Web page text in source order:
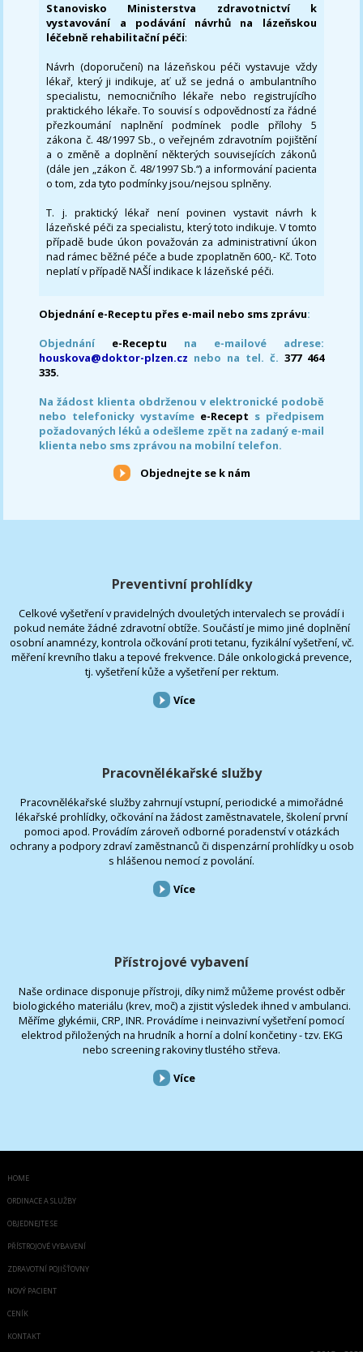
Stanovisko Ministerstva zdravotnictví k
vystavování a podávání návrhů na lázeňskou
léčebně rehabilitační péči:
Návrh (doporučení) na lázeňskou péči vystavuje vždy
lékař, který ji indikuje, ať už se jedná o ambulantního
specialistu, nemocničního lékaře nebo registrujícího
praktického lékaře. To souvisí s odpovědností za řádné
přezkoumání naplnění podmínek podle přílohy 5
zákona č. 48/1997 Sb., o veřejném zdravotním pojištění
a o změně a doplnění některých souvisejících zákonů
(dále jen „zákon č. 48/1997 Sb.“) a informování pacienta
o tom, zda tyto podmínky jsou/nejsou splněny.
T. j. praktický lékař není povinen vystavit návrh k
lázeňské péči za specialistu, který toto indikuje. V tomto
případě bude úkon považován za administrativní úkon
nad rámec běžné péče a bude zpoplatněn 600,- Kč. Toto
neplatí v případě NAŠÍ indikace k lázeňské péči.
Objednání e-Receptu přes e-mail nebo sms zprávu:
Objednání e-Receptu na e-mailové adrese:
houskova@doktor-plzen.cz nebo na tel. č. 377 464
335.
Na žádost klienta obdrženou v elektronické podobě
nebo telefonicky vystavíme e-Recept s předpisem
požadovaných léků a odešleme zpět na zadaný e-mail
klienta nebo sms zprávou na mobilní telefon.
Objednejte se k nám
Preventivní prohlídky
Celkové vyšetření v pravidelných dvouletých intervalech se provádí i
pokud nemáte žádné zdravotní obtíže. Součástí je mimo jiné doplnění
osobní anamnézy, kontrola očkování proti tetanu, fyzikální vyšetření, vč.
měření krevního tlaku a tepové frekvence. Dále onkologická prevence,
tj. vyšetření kůže a vyšetření per rektum.
Více
Pracovnělékařské služby
Pracovnělékařské služby zahrnují vstupní, periodické a mimořádné
lékařské prohlídky, očkování na žádost zaměstnavatele, školení první
pomoci apod. Provádím zároveň odborné poradenství v otázkách
ochrany a podpory zdraví zaměstnanců či dispenzární prohlídky u osob
s hlášenou nemocí z povolání.
Více
Přístrojové vybavení
Naše ordinace disponuje přístroji, díky nimž můžeme provést odběr
biologického materiálu (krev, moč) a zjistit výsledek ihned v ambulanci.
Měříme glykémii, CRP, INR. Provádíme i neinvazivní vyšetření pomocí
elektrod přiložených na hrudník a horní a dolní končetiny - tzv. EKG
nebo screening rakoviny tlustého střeva.
Více
HOME
ORDINACE A SLUŽBY
OBJEDNEJTE SE
PŘÍSTROJOVÉ VYBAVENÍ
ZDRAVOTNÍ POJIŠŤOVNY
NOVÝ PACIENT
CENÍK
KONTAKT